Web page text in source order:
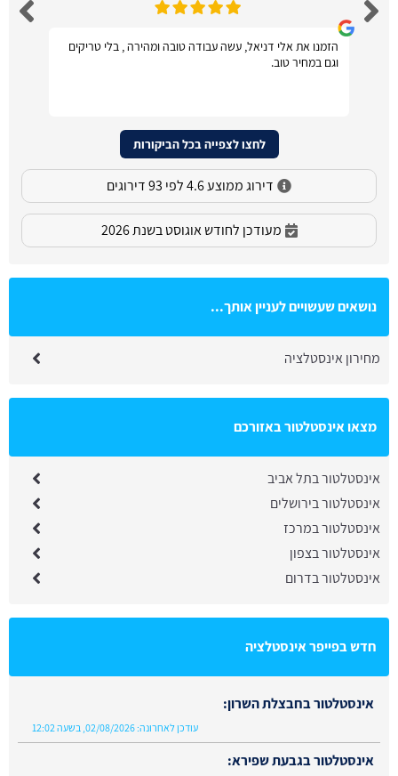
הזמנו את אלי דניאל, עשה עבודה טובה ומהירה , בלי טריקים
וגם במחיר טוב.
לחצו לצפייה בכל הביקורות
דירוג ממוצע 4.6 לפי 93 דירוגים
מעודכן לחודש אוגוסט בשנת 2026
נושאים שעשויים לעניין אותך...
מחירון אינסטלציה
מצאו אינסטלטור באזורכם
אינסטלטור בתל אביב
אינסטלטור בירושלים
אינסטלטור במרכז
אינסטלטור בצפון
אינסטלטור בדרום
חדש בפייפר אינסטלציה
אינסטלטור בחבצלת השרון:
עודכן לאחרונה: 02/08/2026, בשעה 12:02
אינסטלטור בגבעת שפירא: